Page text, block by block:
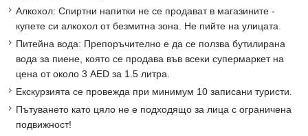
Алкохол: Спиртни напитки не се продават в магазините -
купете си алкохол от безмитна зона. Не пийте на улицата.
Питейна вода: Препоръчително е да се ползва бутилирана
вода за пиене, която се продава във всеки супермаркет на
цена от около 3 AED за 1.5 литра.
Екскурзията се провежда при минимум 10 записани туристи.
Пътуването като цяло не е подходящо за лица с ограничена
подвижност!